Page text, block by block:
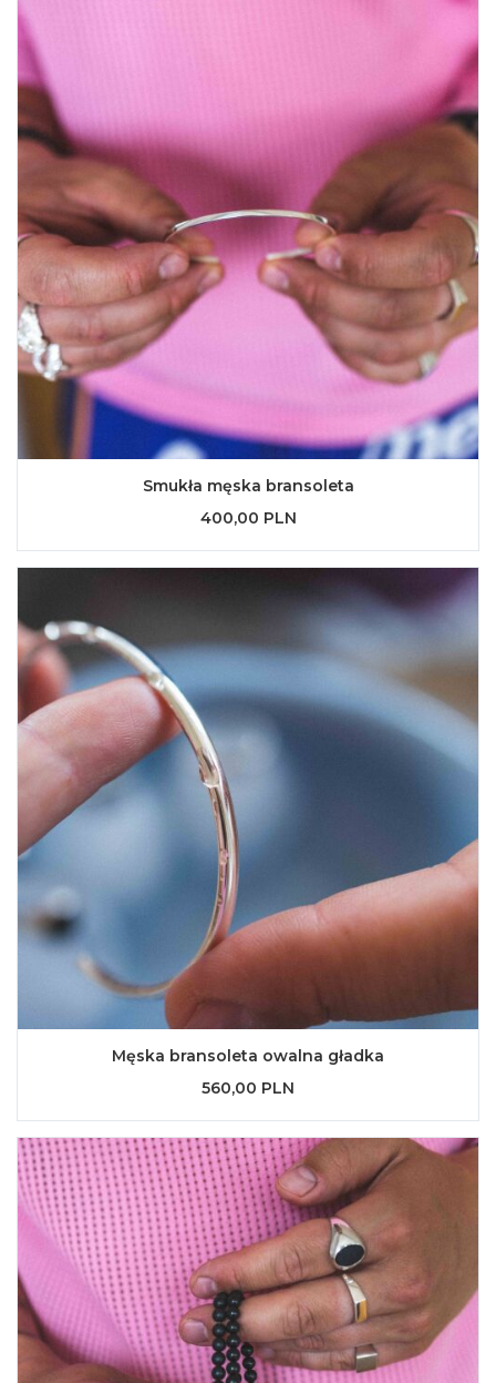
Smukła męska bransoleta
400,00 PLN
Męska bransoleta owalna gładka
560,00 PLN